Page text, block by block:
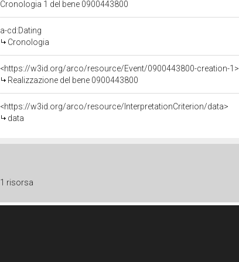
Cronologia 1 del bene 0900443800
a-cd:Dating
Cronologia
<https://w3id.org/arco/resource/Event/0900443800-creation-1>
Realizzazione del bene 0900443800
<https://w3id.org/arco/resource/InterpretationCriterion/data>
data
1 risorsa